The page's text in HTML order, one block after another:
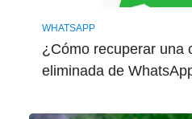
WHATSAPP
¿Cómo recuperar una
eliminada de